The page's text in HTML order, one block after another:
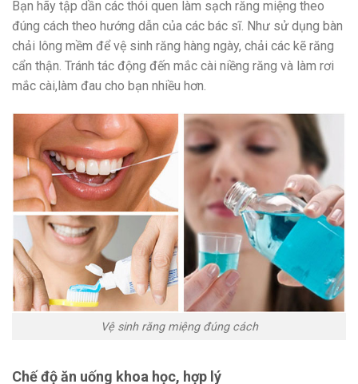
Bạn hãy tập dần các thói quen làm sạch răng miệng theo
đúng cách theo hướng dẫn của các bác sĩ. Như sử dụng bàn
chải lông mềm để vệ sinh răng hàng ngày, chải các kẽ răng
cẩn thận. Tránh tác động đến mắc cài niềng răng và làm rơi
mắc cài,làm đau cho bạn nhiều hơn.
Vệ sinh răng miệng đúng cách
Chế độ ăn uống khoa học, hợp lý